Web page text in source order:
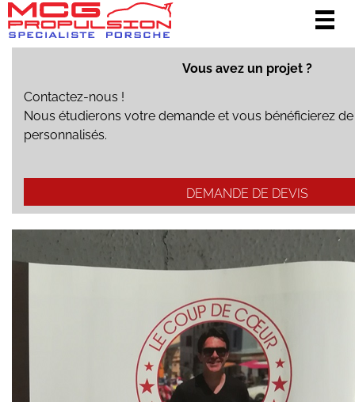
Vous avez un projet ?
Contactez-nous !
Nous étudierons votre demande et vous bénéficierez
personnalisés.
DEMANDE DE DEVIS